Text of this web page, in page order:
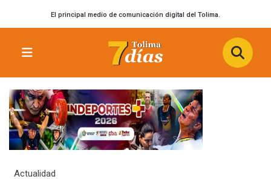
El principal medio de comunicación digital del Tolima.
Actualidad